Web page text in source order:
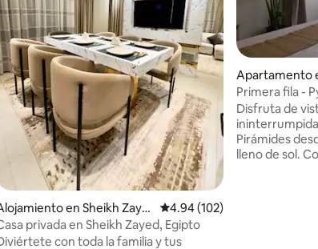
4.96 de 5, 157 reseñas
en Sheikh Zaye
City
Calificación promedio: 4.94
4.94 (102)
privada en Sheikh Zayed, Egipto
con toda la familia y tus
Apartamento
Primera fila -
Disfruta de
Pirámides
lleno de sol. Con una ubicación ideal